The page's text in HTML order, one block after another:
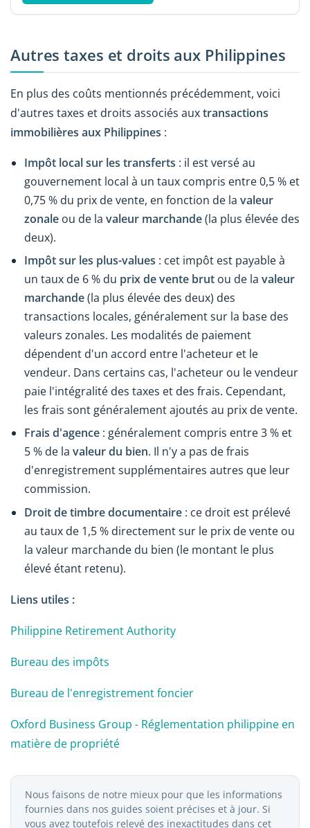
Autres taxes et droits aux Philippines
En plus des coûts mentionnés précédemment, voici
d'autres taxes et droits associés auxtransactions
immobilières aux Philippines :
Impôt local sur les transferts : il est versé au
gouvernement local à un taux compris entre 0,5 % et
0,75 % du prix de vente, en fonction de la valeur
zonale ou de la valeur marchande(la plus élevée des
deux).
Impôt sur les plus-values : cet impôt est payable à
un taux de 6 % du prix de vente brut ou de la valeur
marchande(la plus élevée des deux) des
transactions locales, généralement sur la base des
valeurs zonales. Les modalités de paiement
dépendent d'un accord entre l'acheteur et le
vendeur. Dans certains cas, l'acheteur ou le vendeur
paie l'intégralité des taxes et des frais. Cependant,
les frais sont généralement ajoutés au prix de vente.
Frais d'agence : généralement compris entre 3 % et
5 % de la valeur du bien. Il n'y a pas de frais
d'enregistrement supplémentaires autres que leur
commission.
Droit de timbre documentaire : ce droit est prélevé
au taux de 1,5 % directement sur le prix de vente ou
la valeur marchande du bien (le montant le plus
élevé étant retenu).
Liens utiles :
Philippine Retirement Authority
Bureau des impôts
Bureau de l'enregistrement foncier
Oxford Business Group - Réglementation philippine en
matière de propriété
Nous faisons de notre mieux pour que les informations
fournies dans nos guides soient précises et à jour. Si
vous avez toutefois relevé des inexactitudes dans cet